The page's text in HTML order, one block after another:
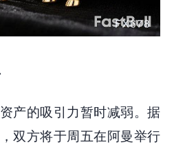
产的吸引力暂时减弱。据
双方将于周五在阿曼举行